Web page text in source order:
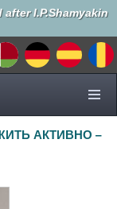
I.P.Shamyakin
АКТИВНО –